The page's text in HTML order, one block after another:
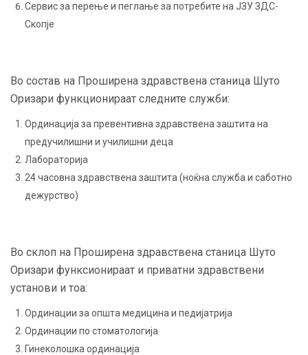
Сервис за перење и пеглање за потребите на ЈЗУ ЗДС-
Скопје
Во состав на Проширена здравствена станица Шуто
Оризари функционираат следните служби:
Ординација за превентивна здравствена заштита на
предучилишни и училишни деца
Лабораторија
24 часовна здравствена заштита (ноќна служба и саботно
дежурство)
Во склоп на Проширена здравствена станица Шуто
Оризари функсионираат и приватни здравствени
установи и тоа:
Ординации за општа медицина и педијатрија
Ординации по стоматологија
Гинеколошка ординација